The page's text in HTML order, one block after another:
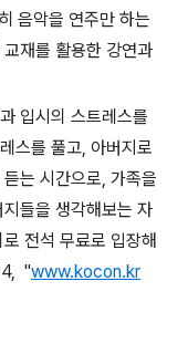
음악을 연주만 하는
재를 활용한 강연과
입시의 스트레스를
스를 풀고, 아버지로
는 시간으로, 가족을
들을 생각해보는 자
전석 무료로 입장해
"www.kocon.kr